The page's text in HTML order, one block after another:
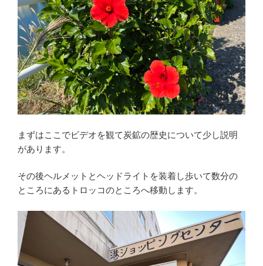
まずはここでビデオを観て炭鉱の歴史について少し説明
があります。
その後ヘルメットとヘッドライトを装着し歩いて数分の
ところにあるトロッコのところへ移動します。